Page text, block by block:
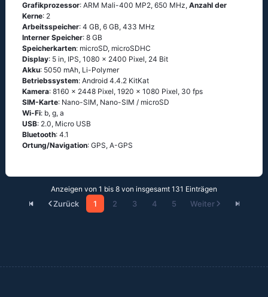
Grafikprozessor: ARM Mali-400 MP2, 650 MHz, Anzahl der
Kerne: 2
Arbeitsspeicher: 4 GB, 6 GB, 433 MHz
Interner Speicher: 8 GB
Speicherkarten: microSD, microSDHC
Display: 5 in, IPS, 1080 x 2400 Pixel, 24 Bit
Akku: 5050 mAh, Li-Polymer
Betriebssystem: Аndrоid 4.4.2 ΚitΚаt
Kamera: 8160 x 2448 Pixel, 1920 x 1080 Pixel, 30 fps
SIM-Karte: Nano-SIM, Nano-SIM / microSD
Wi-Fi: b, g, а
USB: 2.0, Micro USB
Bluetooth: 4.1
Ortung/Navigation: GРS, А-GРS
Anzeigen von 1 bis 8 von insgesamt 131 Einträgen
Zurück
1 2 3 4 5 Weiter